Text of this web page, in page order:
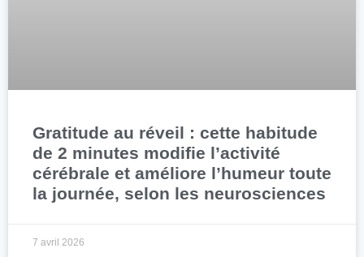
Gratitude au réveil : cette habitude
de 2 minutes modifie l’activité
cérébrale et améliore l’humeur toute
la journée, selon les neurosciences
7 avril 2026